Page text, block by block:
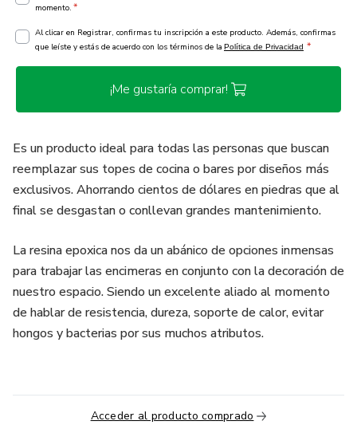
momento. *
Al clicar en Registrar, confirmas tu inscripción a este producto. Además, confirmas
que leíste y estás de acuerdo con los términos de la Política de Privacidad *
¡Me gustaría comprar!
Es un producto ideal para todas las personas que buscan
reemplazar sus topes de cocina o bares por diseños más
exclusivos. Ahorrando cientos de dólares en piedras que al
final se desgastan o conllevan grandes mantenimiento.
La resina epoxica nos da un abánico de opciones inmensas
para trabajar las encimeras en conjunto con la decoración de
nuestro espacio. Siendo un excelente aliado al momento
de hablar de resistencia, dureza, soporte de calor, evitar
hongos y bacterias por sus muchos atributos.
Acceder al producto comprado